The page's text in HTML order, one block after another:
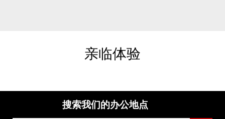
亲临体验
搜索我们的办公地点